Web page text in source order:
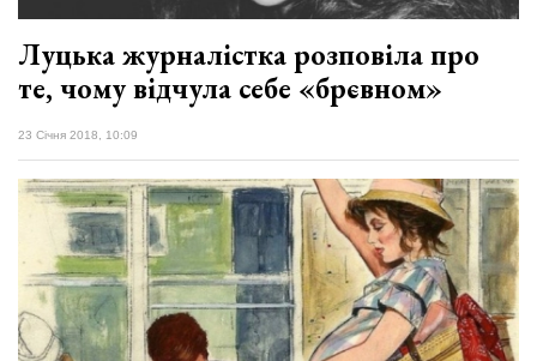
Луцька журналістка розповіла про
те, чому відчула себе «брєвном»
23 Січня 2018, 10:09